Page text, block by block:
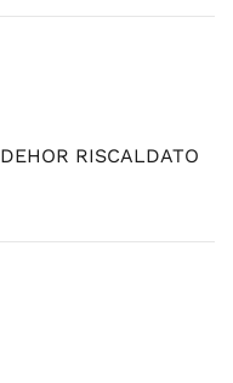
DEHOR RISCALDATO